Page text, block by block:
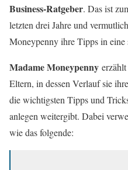
Business-Ratgeber. Das ist
letzten drei Jahre und
Moneypenny ihre Tipps in eine
Madame Moneypenny
Eltern, in dessen Verlauf sie
die wichtigsten Tipps und
anlegen weitergibt. Dabei
wie das folgende: